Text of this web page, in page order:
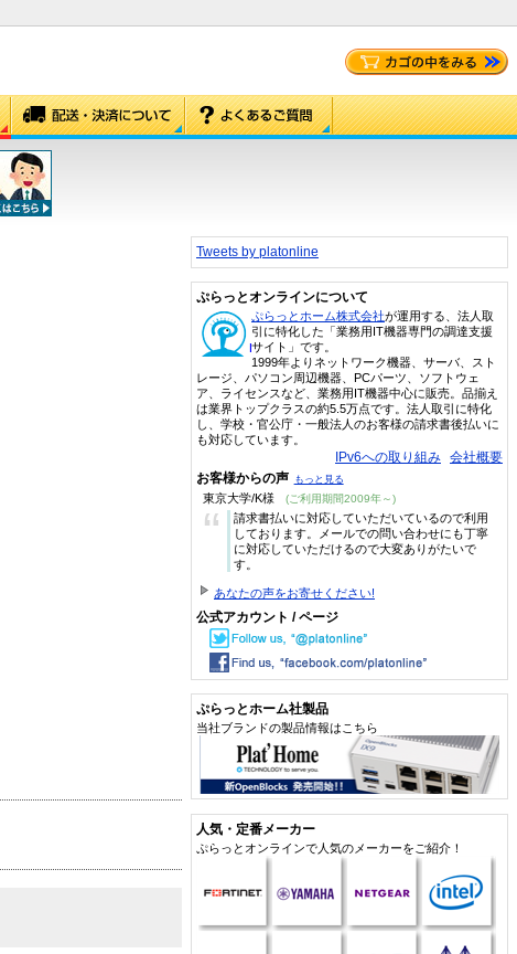
Tweets by platonline
ぷらっとオンラインについて
ぷらっとホーム株式会社が運用する、法人取
引に特化した「業務用IT機器専門の調達支援
サイト」です。
1999年よりネットワーク機器、サーバ、スト
レージ、パソコン周辺機器、PCパーツ、ソフトウェ
ア、ライセンスなど、業務用IT機器中心に販売。品揃え
は業界トップクラスの約5.5万点です。法人取引に特化
し、学校・官公庁・一般法人のお客様の請求書後払いに
も対応しています。
IPv6への取り組み 会社概要
お客様からの声 もっと見る
東京大学/K様 (ご利用期間2009年～)
“
請求書払いに対応していただいているので利用
しております。メールでの問い合わせにも丁寧
に対応していただけるので大変ありがたいで
す。
あなたの声をお寄せください!
公式アカウント / ページ
ぷらっとホーム社製品
当社ブランドの製品情報はこちら
人気・定番メーカー
ぷらっとオンラインで人気のメーカーをご紹介！